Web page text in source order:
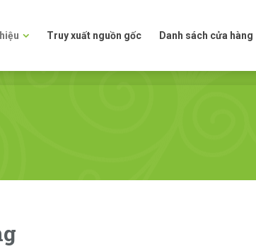
Truy xuất nguồn gốc Danh sách cửa hàng